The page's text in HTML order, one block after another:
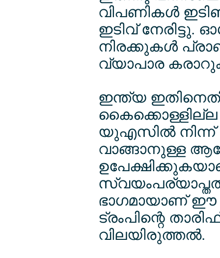
വിപണികള്‍
ഇടിവ് നേരിട്ടു.
നിരക്കുകള്‍
വ്യാപാര
ഇന്ത്യ
കൈക്കൊള്ളില്ല
യുഎസില്‍ നിന്ന്
വാങ്ങാനുള്ള
ഭാഗമായാണ് ഈ
ട്രംപിന്റെ
വിലയിരുത്തല്‍.